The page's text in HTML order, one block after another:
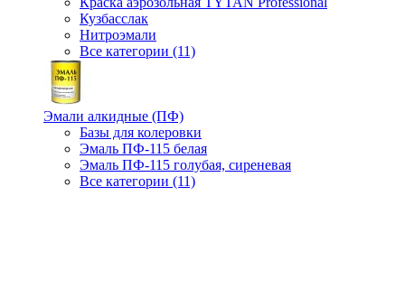
Кузбасслак
Нитроэмали
Все категории (11)
Эмали алкидные (ПФ)
Базы для колеровки
Эмаль ПФ-115 белая
Эмаль ПФ-115 голубая, сиреневая
Все категории (11)